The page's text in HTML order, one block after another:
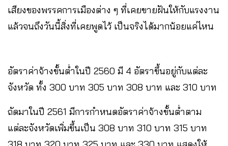
เสียงของพรรคการเมืองต่าง ๆ ที่เคยขายฝันให้กับแรงงาน
แล้วจนถึงวันนี้สิ่งที่เคยพูดไว้ เป็นจริงได้มากน้อยแค่ไหน
อัตราค่าจ้างขั้นต่ำในปี 2560 มี 4 อัตราขึ้นอยู่กับแต่ละ
จังหวัด ทั้ง 300 บาท 305 บาท 308 บาท และ 310 บาท
ถัดมาในปี 2561 มีการกำหนดอัตราค่าจ้างขั้นต่ำตาม
แต่ละจังหวัดเพิ่มขึ้นเป็น 308 บาท 310 บาท 315 บาท